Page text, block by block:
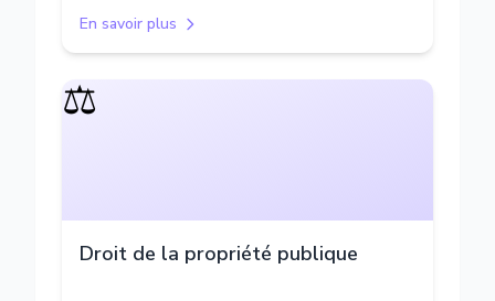
En savoir plus
⚖️
Droit de la propriété publique